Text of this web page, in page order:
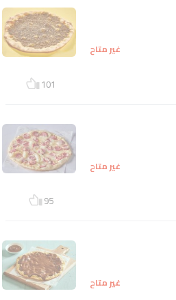
غير متاح
101
غير متاح
95
غير متاح